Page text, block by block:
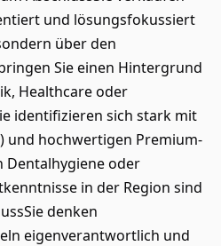
und lösungsfokussiert
über den
Sie einen Hintergrund
Healthcare oder
identifizieren sich stark mit
und hochwertigen Premium-
Dentalhygiene oder
in der Region sind
denken
eigenverantwortlich und